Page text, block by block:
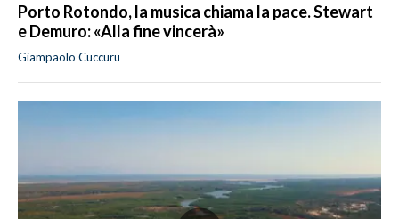
Porto Rotondo, la musica chiama la pace. Stewart
e Demuro: «Alla fine vincerà»
Giampaolo Cuccuru